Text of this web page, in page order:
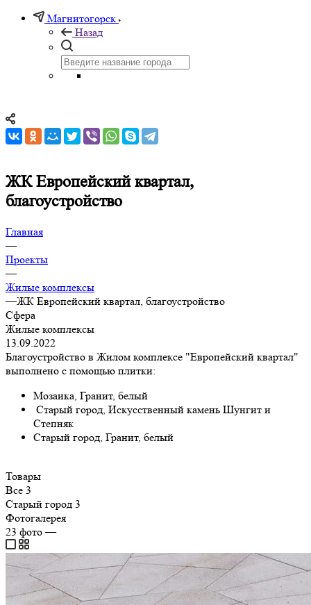
Магнитогорск
Назад
ЖК Европейский квартал,
благоустройство
Главная
—
Проекты
—
Жилые комплексы
—ЖК Европейский квартал, благоустройство
Сфера
Жилые комплексы
13.09.2022
Благоустройство в Жилом комплексе "Европейский квартал"
выполнено с помощью плитки:
Мозаика, Гранит, белый
Старый город, Искусственный камень Шунгит и
Степняк
Старый город, Гранит, белый
Товары
Все 3
Старый город 3
Фотогалерея
23 фото—